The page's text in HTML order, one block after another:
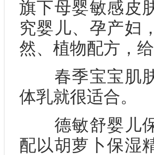
旗下母婴敏感皮
究婴儿、孕产妇
然、植物配方，
春季宝宝肌肤
体乳就很适合。
德敏舒婴儿保
配以胡萝卜保湿